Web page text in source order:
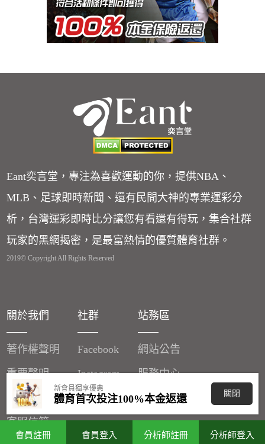
會員註冊 會員登入 分析師註冊 分析師登入
新會員獨享優惠
體育首次投注100%本金返還 關閉
Eant奕言堂，專注為喜歡運動的你，提供NBA、
MLB、足球即時新聞、還有民間大神的專業運彩分
析，台灣運彩即時比分讓您有看還有得玩，集合社群
玩家的黑網揭密，是最富熱情的優質體育社群。
2019© Copyright All Rights Reserved
關於我們
著作權聲明
重要聲明
廣告刊登
客服信箱
社群
Facebook
Instagram
站務區
網站公告
服務中心